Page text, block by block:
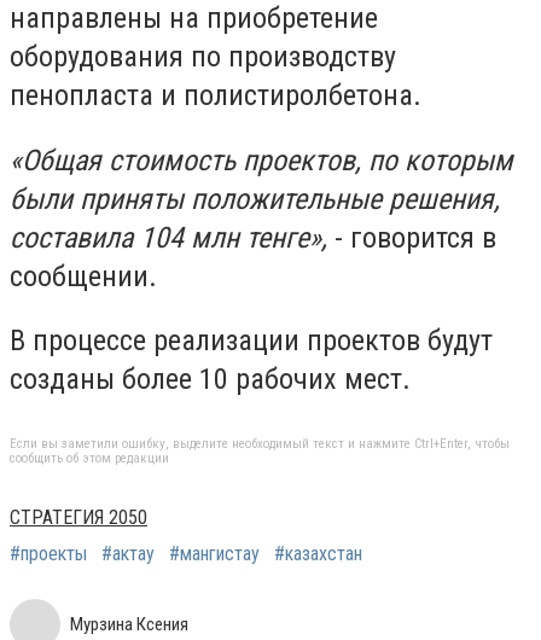
направлены на приобретение
оборудования по производству
пенопласта и полистиролбетона.
«Общая стоимость проектов, по которым
были приняты положительные решения,
составила 104 млн тенге», - говорится в
сообщении.
В процессе реализации проектов будут
созданы более 10 рабочих мест.
Если вы заметили ошибку, выделите необходимый текст и нажмите Ctrl+Enter, чтобы
сообщить об этом редакции
СТРАТЕГИЯ 2050
#проекты
#актау #мангистау #казахстан
Мурзина Ксения